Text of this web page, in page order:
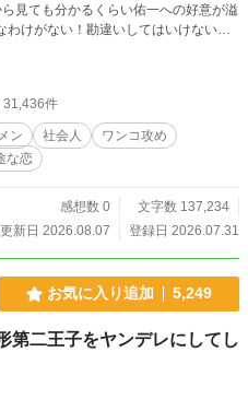
見ても分かるくらい佑一への好意が溢
わけがない！勘違いしてはいけない』
両思いラブコメ。 何故、柴山くんは
ったのか。 果たして佑一は柴山くん
ることが出来るのか！ ぜひお読みい
おまけ
エピソードはエピソード名にR指定
らをご参考にしてください。】 ※ム
fujossy 様 でも同時掲載中です！
31,436件
ン 社会人
ワンコ攻め
な恋
感想数 0
文字数 137,234
新日 2026.08.07
登録日 2026.07.31
お気に入り追加 5,249
第二王子をヤンデレにしてし